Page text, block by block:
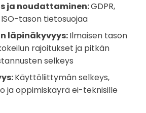
ja noudattaminen:GDPR,
ISO-tason tietosuojaa
läpinäkyvyys:Ilmaisen tason
rajoitukset ja pitkän
selkeys
Käyttöliittymän selkeys,
ja oppimiskäyrä ei-teknisille